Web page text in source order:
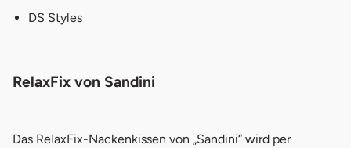
DS Styles
RelaxFix von Sandini
Das RelaxFix-Nackenkissen von „Sandini“ wird per